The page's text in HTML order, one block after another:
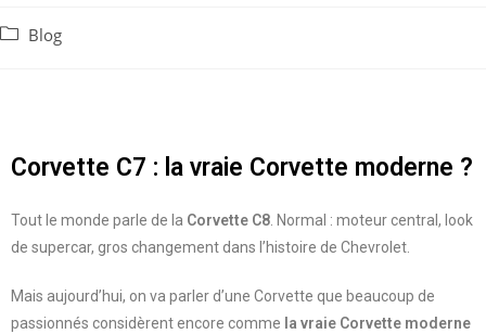
Blog
Corvette C7 : la vraie Corvette moderne ?
Tout le monde parle de la Corvette C8 . Normal : moteur central, look
de supercar, gros changement dans l’histoire de Chevrolet.
Mais aujourd’hui, on va parler d’une Corvette que beaucoup de
passionnés considèrent encore comme la vraie Corvette moderne